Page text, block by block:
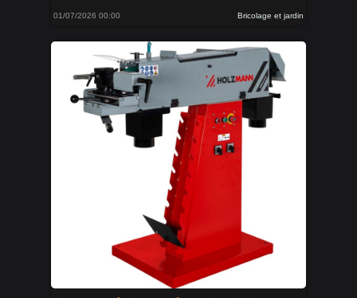
01/07/2026 00:00 Bricolage et jardin